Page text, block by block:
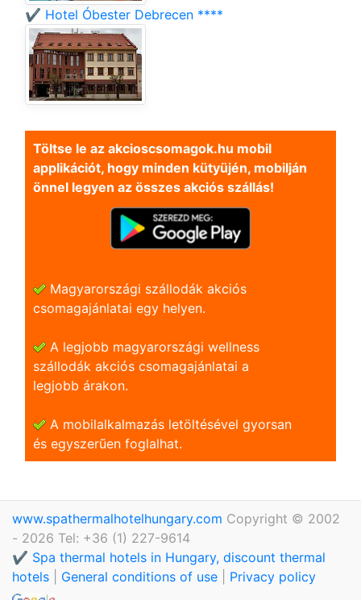
✔️ Hotel Óbester Debrecen ****
Töltse le az akcioscsomagok.hu mobil
applikációt, hogy minden kütyüjén, mobilján
önnel legyen az összes akciós szállás!
Magyarországi szállodák akciós
csomagajánlatai egy helyen.
A legjobb magyarországi wellness
szállodák akciós csomagajánlatai a
legjobb árakon.
A mobilalkalmazás letöltésével gyorsan
és egyszerũen foglalhat.
www.spathermalhotelhungary.com Copyright © 2002
- 2026 Tel: +36 (1) 227-9614
✔️ Spa thermal hotels in Hungary, discount thermal
hotels
General conditions of use Privacy policy